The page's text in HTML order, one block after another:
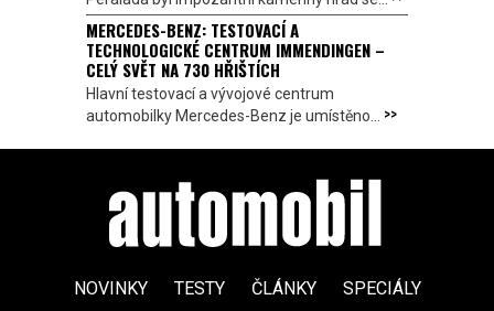
MERCEDES-BENZ: TESTOVACÍ A
TECHNOLOGICKÉ CENTRUM IMMENDINGEN –
CELÝ SVĚT NA 730 HŘIŠTÍCH
Hlavní testovací a vývojové centrum
automobilky Mercedes-Benz je umístěno... >>
NOVINKY TESTY ČLÁNKY
SPECIÁLY